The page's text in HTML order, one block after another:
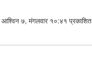
७, मंगलवार १०:४१ प्रकाशित